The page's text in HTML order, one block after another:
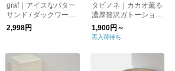
graf｜アイスなバター
サンド / ダックワーズ
6種セット graf kitchen
2,998円
タビノネ｜カカオ薫る
濃厚贅沢ガトーショコ
ラ
1,900円～
再入荷待ち